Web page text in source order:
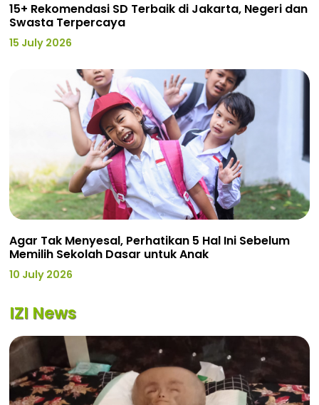
15+ Rekomendasi SD Terbaik di Jakarta, Negeri dan
Swasta Terpercaya
15 July 2026
Agar Tak Menyesal, Perhatikan 5 Hal Ini Sebelum
Memilih Sekolah Dasar untuk Anak
10 July 2026
IZI News